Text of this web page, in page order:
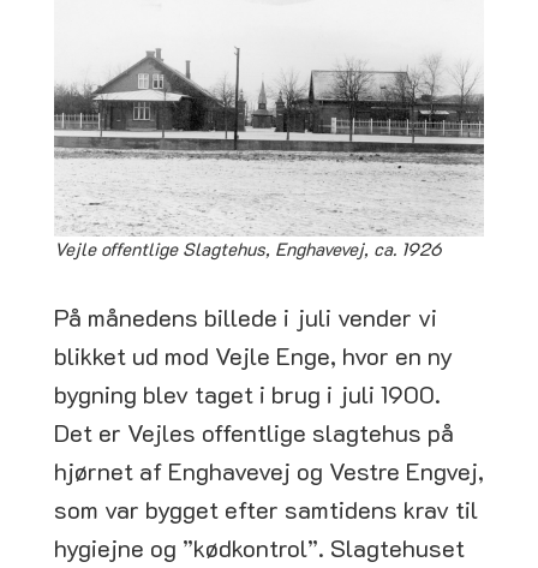
Vejle offentlige Slagtehus, Enghavevej, ca. 1926
På månedens billede i juli vender vi
blikket ud mod Vejle Enge, hvor en ny
bygning blev taget i brug i juli 1900.
Det er Vejles offentlige slagtehus på
hjørnet af Enghavevej og Vestre Engvej,
som var bygget efter samtidens krav til
hygiejne og ”kødkontrol”. Slagtehuset